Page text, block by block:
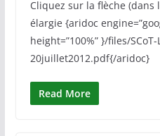
Cliquez sur la flèche
élargie {aridoc
height=”100%” }/files/
20juillet2012.pdf{/aridoc}
Read More